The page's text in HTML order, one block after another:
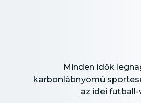
Minden idők
karbonlábnyomú
az idei futball-